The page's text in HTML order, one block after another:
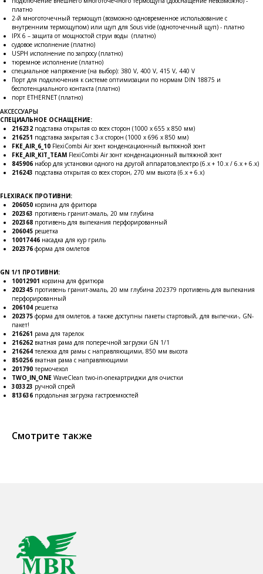
платно
2-й многоточечный термощуп (возможно одновременное использование с
внутренним термощупом) или щуп для Sous vide (одноточечный щуп) - платно
IPX 6 – защита от мощностой струи воды (платно)
судовое исполнение (платно)
USPH исполнение по запросу (платно)
тюремное исполнение (платно)
специальное напряжение (на выбор): 380 V, 400 V, 415 V, 440 V
Порт для подключения к системе оптимизации по нормам DIN 18875 и
беспотенциального контакта (платно)
порт ETHERNET (платно)
АКСЕССУАРЫ
СПЕЦИАЛЬНОЕ ОСНАЩЕНИЕ:
216232 подставка открытая со всех сторон (1000 x 655 x 850 мм)
216251 подставка закрытая с 3-х сторон (1000 x 696 x 850 мм)
FKE_AIR_6_10 FlexiCombi Air зонт конденсационный вытяжной зонт
FKE_AIR_KIT_TEAM FlexiCombi Air зонт конденсационный вытяжной зонт
845906 набор для установки одного на другой аппаратов,электро (6.x + 10.x / 6.x + 6.x)
216243 подставка открытая со всех сторон, 270 мм высота (6.x + 6.x)
FLEXIRACK ПРОТИВНИ:
206050 корзина для фритюра
202363 противень гранит-эмаль, 20 мм глубина
202368 противень для выпекания перфорированный
206045 решетка
10017446 насадка для кур гриль
202376 форма для омлетов
GN 1/1 ПРОТИВНИ:
10012901 корзина для фритюра
202345 противень гранит-эмаль, 20 мм глубина 202379 противень для выпекания
перфорированный
206104 решетка
202375 форма для омлетов, а также доступны пакеты стартовый, для выпечки-, GN-
пакет!
216261 рама для тарелок
216262 вкатная рама для поперечной загрузки GN 1/1
216264 тележка для рамы с направляющими, 850 мм высота
850256 вкатная рама с направляющими
201790 термочехол
TWO_IN_ONE WaveClean two-in-oneкартриджи для очистки
303323 ручной спрей
813636 продольная загрузка гастроемкостей
Смотрите также
СПЕЦПРЕДЛОЖЕНИЯ
АКЦИИ
Бренды
Для HoReCa
Для Retail
Автоматизация
Публичная оферта
Политика конфиденциальности
Согласие на обработку персональных
данных
О Компании
Сотрудничество
Оплата и Доставка
Профессиональная химия
Одноразовая посуда и упаковка
Оборудование
Мебель из нержавеющей стали